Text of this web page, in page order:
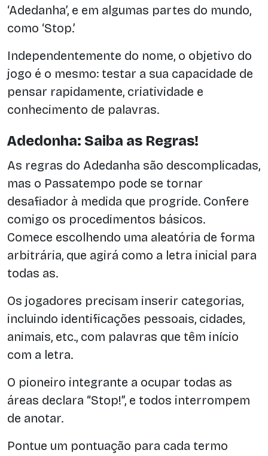
‘Adedanha’, e em algumas partes do mundo,
como ‘Stop.’
Independentemente do nome, o objetivo do
jogo é o mesmo: testar a sua capacidade de
pensar rapidamente, criatividade e
conhecimento de palavras.
Adedonha: Saiba as Regras!
As regras do Adedanha são descomplicadas,
mas o Passatempo pode se tornar
desafiador à medida que progride. Confere
comigo os procedimentos básicos.
Comece escolhendo uma aleatória de forma
arbitrária, que agirá como a letra inicial para
todas as.
Os jogadores precisam inserir categorias,
incluindo identificações pessoais, cidades,
animais, etc., com palavras que têm início
com a letra.
O pioneiro integrante a ocupar todas as
áreas declara “Stop!”, e todos interrompem
de anotar.
Pontue um pontuação para cada termo